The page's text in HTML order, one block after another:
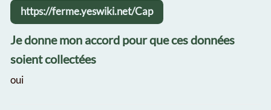
https://ferme.yeswiki.net/Cap
Je donne mon accord pour que ces données
soient collectées
oui